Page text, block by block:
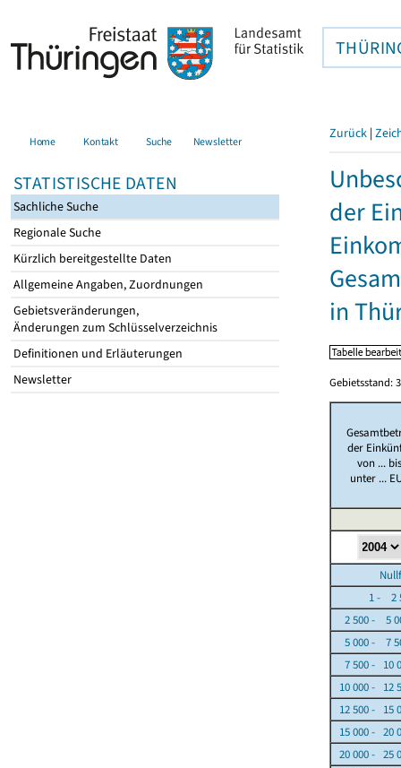
Home Kontakt Suche Newsletter
STATISTISCHE DATEN
Sachliche Suche
Regionale Suche
Kürzlich bereitgestellte Daten
Allgemeine Angaben, Zuordnungen
Gebietsveränderungen,
Änderungen zum Schlüsselverzeichnis
Definitionen und Erläuterungen
Newsletter
Zurück |
der
in
Gebietsstand:
der
von ...
unter ...
1 - 2
2 500 - 5
5 000 - 7
7 500 - 10
10 000 - 12
12 500 - 15
15 000 - 20
20 000 - 25